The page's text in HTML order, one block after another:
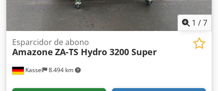
1 /7
Kassel 8.494 km
Esparcidor de abono
Amazone ZA-TS Hydro 3200 Super